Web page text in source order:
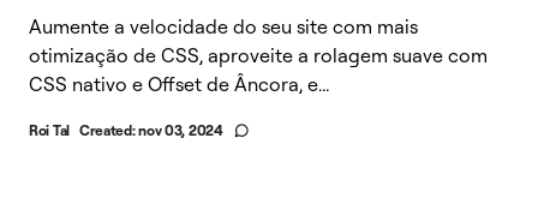
Aumente a velocidade do seu site com mais
otimização de CSS, aproveite a rolagem suave com
CSS nativo e Offset de Âncora, e...
Roi Tal Created:nov 03, 2024